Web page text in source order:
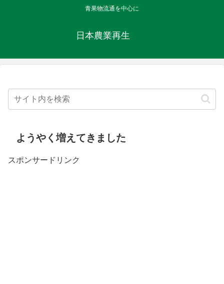
青果物流通を中心に
日本農業再生
ようやく増えてきました
スポンサードリンク